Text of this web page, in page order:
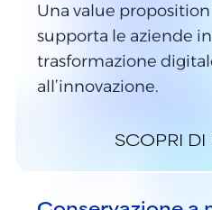
Una value
supporta le aziende
trasformazione
all’innovazione.
SCOPRI DI